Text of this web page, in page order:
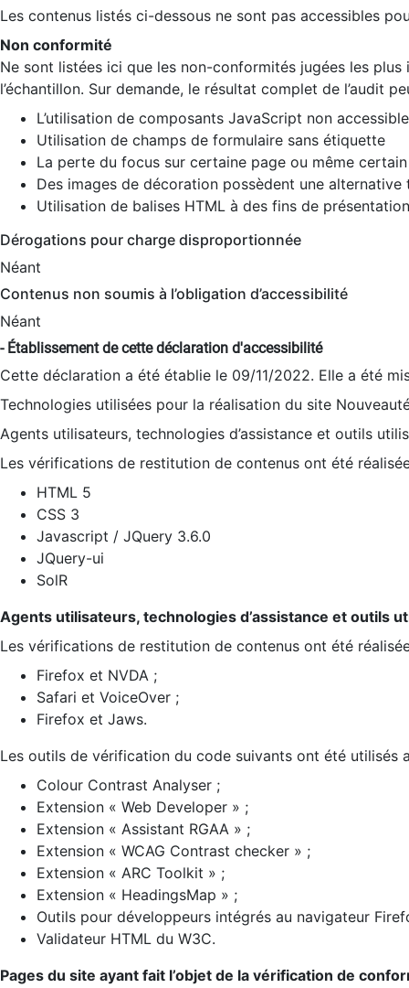
Les contenus listés ci-dessous ne sont pas accessibles
Non conformité
Ne sont listées ici que les non-conformités jugées les
l’échantillon. Sur demande, le résultat complet de l’audit
L’utilisation de composants JavaScript non
Utilisation de champs de formulaire sans étiquette
La perte du focus sur certaine page ou même
Des images de décoration possèdent une alternative
Utilisation de balises HTML à des fins de
Dérogations pour charge disproportionnée
Néant
Contenus non soumis à l’obligation d’accessibilité
Néant
- Établissement de cette déclaration d'accessibilité
Cette déclaration a été établie le 09/11/2022. Elle a été
Technologies utilisées pour la réalisation du site
Agents utilisateurs, technologies d’assistance et outils
Les vérifications de restitution de contenus ont été
HTML 5
CSS 3
Javascript / JQuery 3.6.0
JQuery-ui
SolR
Agents utilisateurs, technologies d’assistance et outils
Les vérifications de restitution de contenus ont été
Firefox et NVDA ;
Safari et VoiceOver ;
Firefox et Jaws.
Les outils de vérification du code suivants ont été utilisés
Colour Contrast Analyser ;
Extension « Web Developer » ;
Extension « Assistant RGAA » ;
Extension « WCAG Contrast checker » ;
Extension « ARC Toolkit » ;
Extension « HeadingsMap » ;
Outils pour développeurs intégrés au navigateur
Validateur HTML du W3C.
Pages du site ayant fait l’objet de la vérification de